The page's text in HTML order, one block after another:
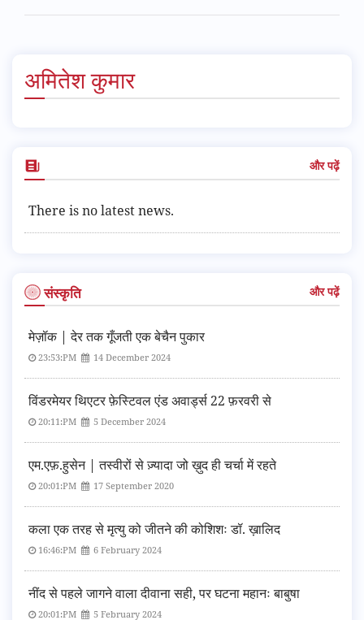
अमितेश कुमार
और पढ़ें
There is no latest news.
संस्कृति और पढ़ें
मेज़ॉक | देर तक गूँजती एक बेचैन पुकार
23:53:PM 14 December 2024
विंडरमेयर थिएटर फ़ेस्टिवल एंड अवार्ड्स 22 फ़रवरी से
20:11:PM 5 December 2024
एम.एफ़.हुसेन | तस्वीरों से ज़्यादा जो ख़ुद ही चर्चा में रहते
20:01:PM 17 September 2020
कला एक तरह से मृत्यु को जीतने की कोशिशः डॉ. ख़ालिद
16:46:PM 6 February 2024
नींद से पहले जागने वाला दीवाना सही, पर घटना महानः बाबुषा
20:01:PM 5 February 2024